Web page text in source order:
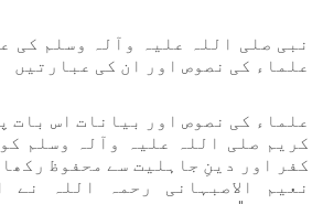
نبی صلی اللہ علیہ وآلہ وسلم کی
علماء کی نصوص اور ان کی عبارتیں
علماء کی نصوص اور بیانات اس بات
کریم صلی اللہ علیہ وآلہ وسلم
کفر اور دینِ جاہلیت سے محفوظ
نعیم الاصبہانی رحمہ اللہ نے